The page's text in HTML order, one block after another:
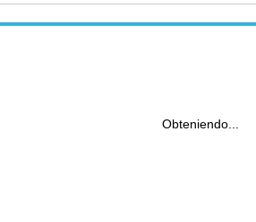
Obteniendo...